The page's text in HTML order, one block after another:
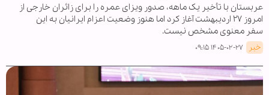
عربستان با تأخیر یک ماهه، صدور ویزای عمره را برای زائران خارجی از
امروز ۲۷ اردیبهشت آغاز کرد اما هنوز وضعیت اعزام ایرانیان به این
سفر معنوی مشخص نیست.
خبر ۱۴۰۵-۰۲-۲۷ ۰۹:۱۵